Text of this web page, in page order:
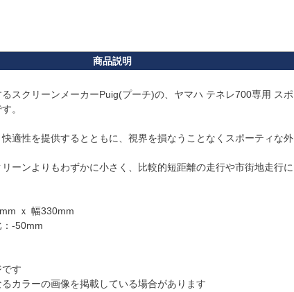
スクリーンメーカーPuig(プーチ)の、ヤマハ テネレ700専用 スポ
。
適性を提供するとともに、視界を損なうことなくスポーティな外
ーンよりもわずかに小さく、比較的短距離の走行や市街地走行に
ｘ 幅330mm
-50mm
す
カラーの画像を掲載している場合があります